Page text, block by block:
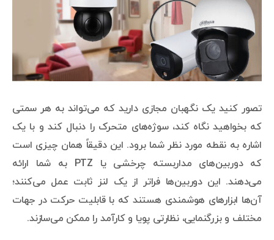
Image
تصور کنید یک نگهبان مجازی دارید که می‌تواند به هر سمتی
که بخواهید نگاه کند، سوژه‌های متحرک را دنبال کند و با یک
اشاره به نقطه مورد نظر شما برود. این دقیقاً همان چیزی است
که دوربین‌های مداربسته چرخشی یا PTZ به شما ارائه
می‌دهند. این دوربین‌ها فراتر از یک لنز ثابت عمل می‌کنند؛
آن‌ها ابزارهای هوشمندی هستند که با قابلیت حرکت در جهات
مختلف و بزرگنمایی، نظارتی پویا و کارآمد را ممکن می‌سازند.